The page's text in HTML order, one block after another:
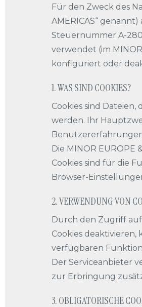
Für den Zweck des
AMERICAS“
Steuernummer A-
verwendet (im
konfiguriert oder
1. WAS SIND COOKIES?
Cookies sind
werden. Ihr
Die MINOR EUROPE
Cookies sind für die
Browser-
2. VERWENDUNG VON
Durch den Zugriff auf
Cookies
verfügbaren
Der Serviceanbieter
zur Erbringung
3. OBLIGATORISCHE